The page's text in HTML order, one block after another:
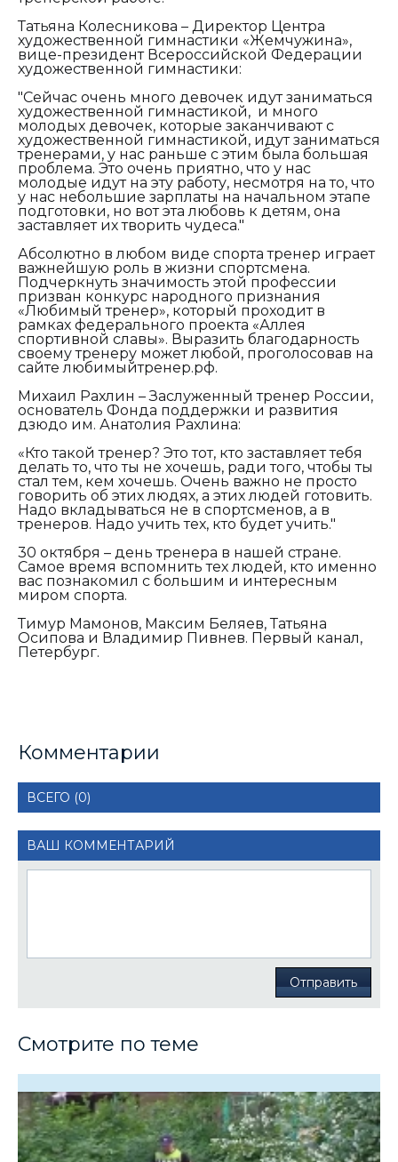
Татьяна Колесникова – Директор Центра
художественной гимнастики «Жемчужина»,
вице-президент Всероссийской Федерации
художественной гимнастики:
"Сейчас очень много девочек идут заниматься
художественной гимнастикой, и много
молодых девочек, которые заканчивают с
художественной гимнастикой, идут заниматься
тренерами, у нас раньше с этим была большая
проблема. Это очень приятно, что у нас
молодые идут на эту работу, несмотря на то, что
у нас небольшие зарплаты на начальном этапе
подготовки, но вот эта любовь к детям, она
заставляет их творить чудеса."
Абсолютно в любом виде спорта тренер играет
важнейшую роль в жизни спортсмена.
Подчеркнуть значимость этой профессии
призван конкурс народного признания
«Любимый тренер», который проходит в
рамках федерального проекта «Аллея
спортивной славы». Выразить благодарность
своему тренеру может любой, проголосовав на
сайте любимыйтренер.рф.
Михаил Рахлин – Заслуженный тренер России,
основатель Фонда поддержки и развития
дзюдо им. Анатолия Рахлина:
«Кто такой тренер? Это тот, кто заставляет тебя
делать то, что ты не хочешь, ради того, чтобы ты
стал тем, кем хочешь. Очень важно не просто
говорить об этих людях, а этих людей готовить.
Надо вкладываться не в спортсменов, а в
тренеров. Надо учить тех, кто будет учить."
30 октября – день тренера в нашей стране.
Самое время вспомнить тех людей, кто именно
вас познакомил с большим и интересным
миром спорта.
Тимур Мамонов, Максим Беляев, Татьяна
Осипова и Владимир Пивнев. Первый канал,
Петербург.
Комментарии
ВСЕГО (0)
ВАШ КОММЕНТАРИЙ
Отправить
Смотрите по теме